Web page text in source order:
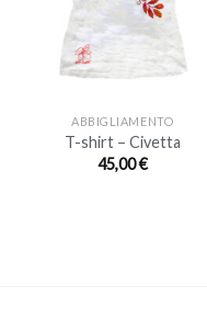
ABBIGLIAMENTO
T-shirt – Civetta
45,00€